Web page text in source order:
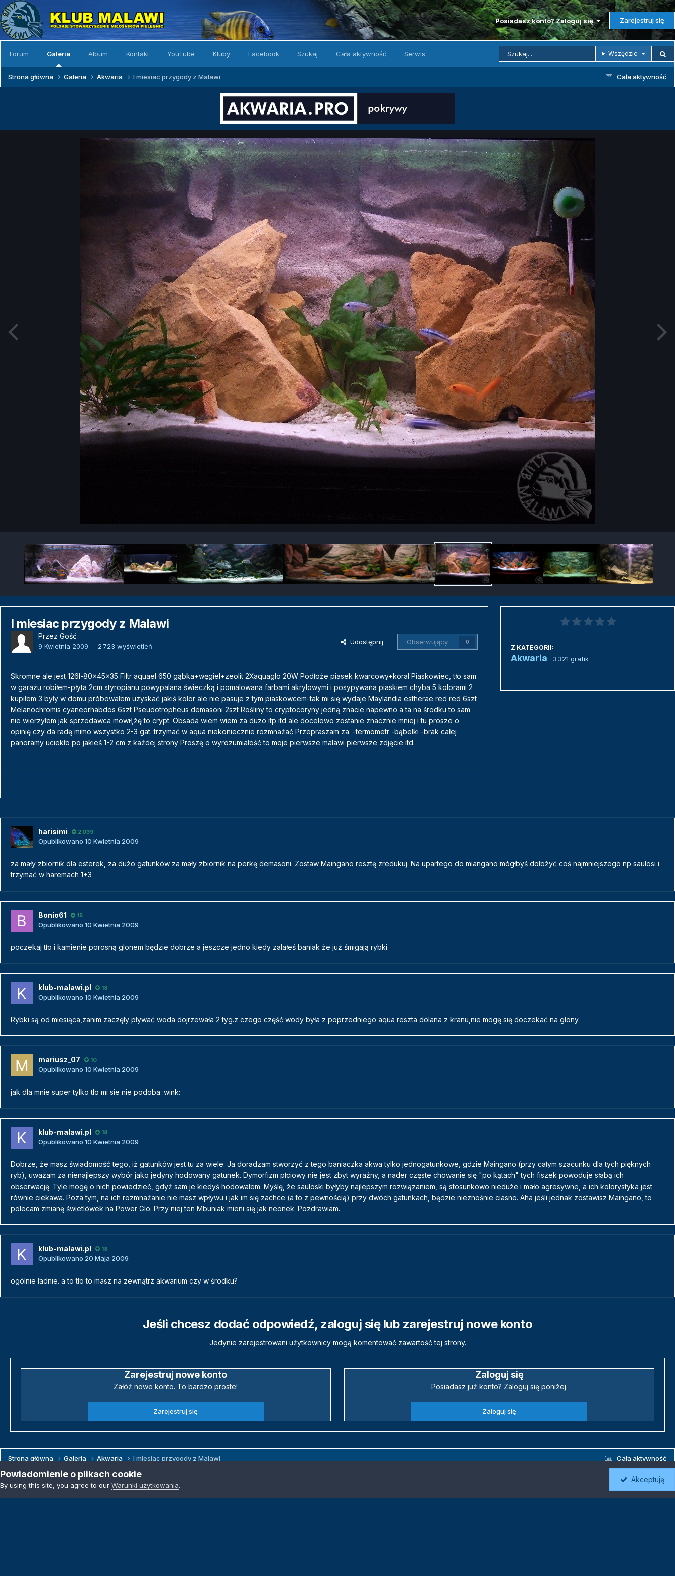
Posiadasz konto? Zaloguj się Zarejestruj się
Forum Galeria Album Kontakt YouTube Kluby Facebook Szukaj Cała aktywność Serwis Wszędzie
Cała aktywność
Strona główna Galeria Akwaria I miesiac przygody z Malawi
I miesiac przygody z Malawi
Przez Gość
9 Kwietnia 2009 2 723 wyświetleń
Udostępnij Obserwujący 0
Skromne ale jest 126l-80x45x35 Filtr aquael 650 gąbka+węgiel+zeolit 2Xaquaglo 20W Podłoże piasek kwarcowy+koral Piaskowiec, tło sam
w garażu robiłem-płyta 2cm styropianu powypalana świeczką i pomalowana farbami akrylowymi i posypywana piaskiem chyba 5 kolorami 2
kupiłem 3 były w domu próbowałem uzyskać jakiś kolor ale nie pasuje z tym piaskowcem-tak mi się wydaje Maylandia estherae red red 6szt
Melanochromis cyaneorhabdos 6szt Pseudotropheus demasoni 2szt Rośliny to cryptocoryny jedną znacie napewno a ta na środku to sam
nie wierzyłem jak sprzedawca mowił,żę to crypt. Obsada wiem wiem za duzo itp itd ale docelowo zostanie znacznie mniej i tu prosze o
opinię czy da radę mimo wszystko 2-3 gat. trzymać w aqua niekoniecznie rozmnażać Przepraszam za: -termometr -bąbelki -brak całej
panoramy uciekło po jakieś 1-2 cm z każdej strony Proszę o wyrozumiałość to moje pierwsze malawi pierwsze zdjęcie itd.
Z KATEGORII:
Akwaria · 3 321 grafik
harisimi 2 039
Opublikowano 10 Kwietnia 2009
za mały zbiornik dla esterek, za dużo gatunków za mały zbiornik na perkę demasoni. Zostaw Maingano resztę zredukuj. Na upartego do miangano mógłbyś dołożyć coś najmniejszego np saulosi i
trzymać w haremach 1+3
Bonio61 15
Opublikowano 10 Kwietnia 2009
poczekaj tło i kamienie porosną glonem będzie dobrze a jeszcze jedno kiedy zalałeś baniak że już śmigają rybki
klub-malawi.pl 18
Opublikowano 10 Kwietnia 2009
Rybki są od miesiąca,zanim zaczęły pływać woda dojrzewała 2 tyg.z czego część wody była z poprzedniego aqua reszta dolana z kranu,nie mogę się doczekać na glony
mariusz_07 10
Opublikowano 10 Kwietnia 2009
jak dla mnie super tylko tlo mi sie nie podoba :wink:
klub-malawi.pl 18
Opublikowano 10 Kwietnia 2009
Dobrze, że masz świadomość tego, iż gatunków jest tu za wiele. Ja doradzam stworzyć z tego baniaczka akwa tylko jednogatunkowe, gdzie Maingano (przy całym szacunku dla tych pięknych
ryb), uważam za nienajlepszy wybór jako jedyny hodowany gatunek. Dymorfizm płciowy nie jest zbyt wyraźny, a nader częste chowanie się "po kątach" tych fiszek powoduje słabą ich
obserwację. Tyle mogę o nich powiedzieć, gdyż sam je kiedyś hodowałem. Myślę, że sauloski byłyby najlepszym rozwiązaniem, są stosunkowo nieduże i mało agresywne, a ich kolorystyka jest
równie ciekawa. Poza tym, na ich rozmnażanie nie masz wpływu i jak im się zachce (a to z pewnością) przy dwóch gatunkach, będzie nieznośnie ciasno. Aha jeśli jednak zostawisz Maingano, to
polecam zmianę świetlówek na Power Glo. Przy niej ten Mbuniak mieni się jak neonek. Pozdrawiam.
klub-malawi.pl 18
Opublikowano 20 Maja 2009
ogólnie ładnie. a to tło to masz na zewnątrz akwarium czy w środku?
Jeśli chcesz dodać odpowiedź, zaloguj się lub zarejestruj nowe konto
Jedynie zarejestrowani użytkownicy mogą komentować zawartość tej strony.
Zarejestruj nowe konto
Załóż nowe konto. To bardzo proste!
Zarejestruj się
Zaloguj się
Posiadasz już konto? Zaloguj się poniżej.
Zaloguj się
Cała aktywność
Strona główna Galeria Akwaria I miesiac przygody z Malawi
Powiadomienie o plikach cookie
By using this site, you agree to our Warunki użytkowania.
Akceptuję